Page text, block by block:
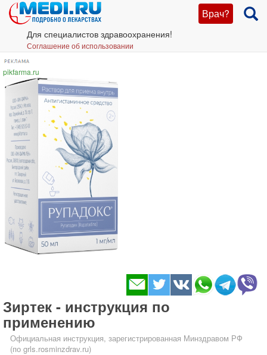
Врач?
Для специалистов здравоохранения!
Соглашение об использовании
pikfarma.ru
Зиртек - инструкция по
применению
Официальная инструкция, зарегистрированная Минздравом РФ
(по grls.rosminzdrav.ru)